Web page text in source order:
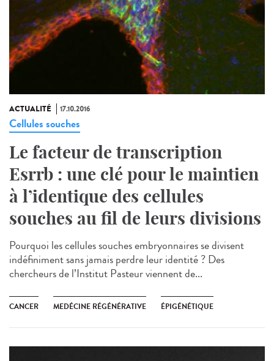
ACTUALITÉ 17.10.2016
Cellules souches
Le facteur de transcription
Esrrb : une clé pour le maintien
à l’identique des cellules
souches au fil de leurs divisions
Pourquoi les cellules souches embryonnaires se divisent
indéfiniment sans jamais perdre leur identité ? Des
chercheurs de l’Institut Pasteur viennent de...
CANCER MEDÉCINE RÉGÉNÉRATIVE ÉPIGÉNÉTIQUE